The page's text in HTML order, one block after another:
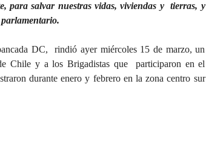
para salvar nuestras vidas, viviendas y tierras, y
DC, rindió ayer miércoles 15 de marzo, un
Chile y a los Brigadistas que participaron en el
durante enero y febrero en la zona centro sur